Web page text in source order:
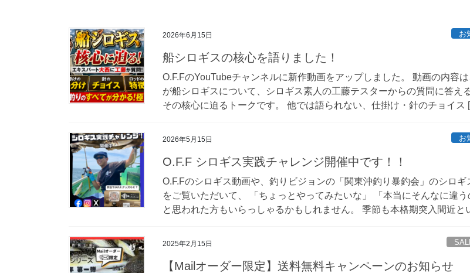
2026年6月15日 お
船シロギスの核心を語りました！
O.F.FのYouTubeチャンネルに新作動画をアップしました。 動画の内容
が船シロギスについて、シロギス素人の工藤テスターからの質問に答え
その核心に迫るトークです。 他では語られない、仕掛け・針のチョイス
2026年5月15日 お
O.F.F シロギス実践チャレンジ開催中です！！
O.F.Fのシロギス動画や、釣りビジョンの「関東沖釣り暴釣会」のシロギ
をご覧いただいて、 「ちょっとやってみたいな」 「本当にそんなに違う
と思われた方もいらっしゃるかもしれません。 季節も本格期突入間近と
2025年2月15日
【Mailオーダー限定】送料無料キャンペーンのお知らせ